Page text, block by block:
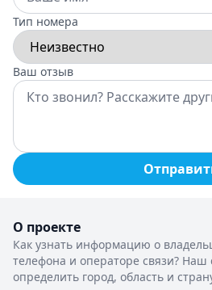
Тип номера
Ваш отзыв
О проекте
Как узнать информацию о
телефона и операторе связи?
определить город, область и